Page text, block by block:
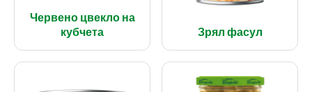
Червено цвекло на
кубчета
Зрял фасул